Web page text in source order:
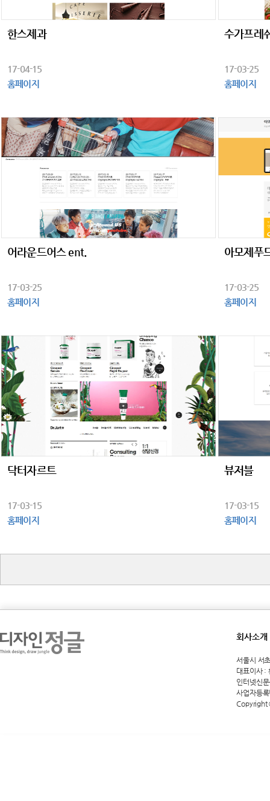
한스제과
17-04-15
홈페이지
수가프레
17-03-25
홈페이지
어라운드어스 ent.
17-03-25
홈페이지
아모제푸
17-03-25
홈페이지
닥터자르트
17-03-15
홈페이지
뷰저블
17-03-15
홈페이지
회사소개
서울시 서
대표이사 :
인터넷신
사업자등
Copyright